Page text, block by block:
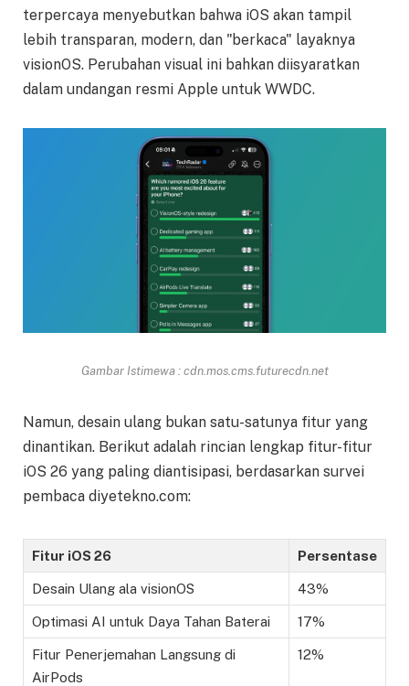
terpercaya menyebutkan bahwa iOS akan tampil
lebih transparan, modern, dan "berkaca" layaknya
visionOS. Perubahan visual ini bahkan diisyaratkan
dalam undangan resmi Apple untuk WWDC.
Gambar Istimewa : cdn.mos.cms.futurecdn.net
Namun, desain ulang bukan satu-satunya fitur yang
dinantikan. Berikut adalah rincian lengkap fitur-fitur
iOS 26 yang paling diantisipasi, berdasarkan survei
pembaca diyetekno.com:
Fitur iOS 26 Persentase
Desain Ulang ala visionOS 43%
Optimasi AI untuk Daya Tahan Baterai 17%
Fitur Penerjemahan Langsung di
AirPods
12%